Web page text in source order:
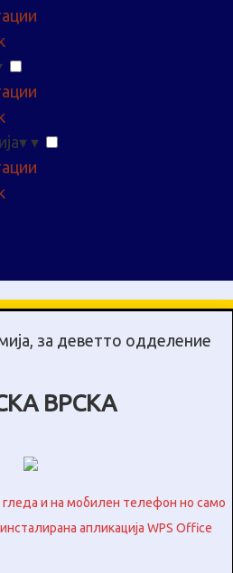
▾ ▾
за деветто одделение
ВРСКА
и на мобилен телефон но само
апликација WPS Office